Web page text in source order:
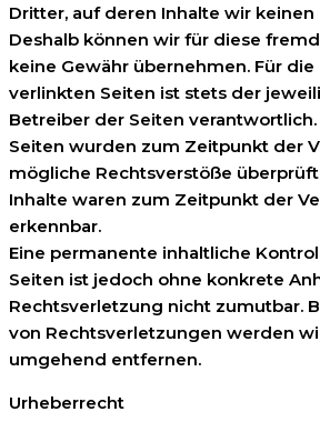
Dritter, auf deren Inhalte wir keinen
Deshalb können wir für diese
keine Gewähr übernehmen. Für
verlinkten Seiten ist stets der
Betreiber der Seiten
Seiten wurden zum Zeitpunkt der
mögliche Rechtsverstöße
Inhalte waren zum Zeitpunkt der
erkennbar.
Eine permanente inhaltliche
Seiten ist jedoch ohne konkrete
Rechtsverletzung nicht zumutbar.
von Rechtsverletzungen werden
umgehend entfernen.
Urheberrecht